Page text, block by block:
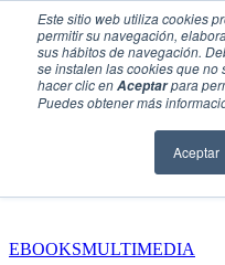
Este sitio web utiliza cookies
permitir su navegación,
sus hábitos de navegación.
se instalen las cookies que no
hacer clic enAceptarpara
Puedes obtener más
Aceptar
EBOOKSMULTIMEDIA